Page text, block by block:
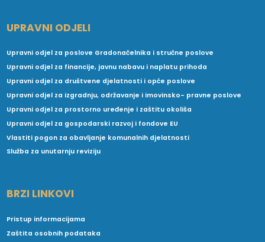
UPRAVNI ODJELI
Upravni odjel za poslove Gradonačelnika i stručne poslove
Upravni odjel za financije, javnu nabavu i naplatu prihoda
Upravni odjel za društvene djelatnosti i opće poslove
Upravni odjel za izgradnju, održavanje i imovinsko- pravne poslove
Upravni odjel za prostorno uređenje i zaštitu okoliša
Upravni odjel za gospodarski razvoj i fondove EU
Vlastiti pogon za obavljanje komunalnih djelatnosti
Služba za unutarnju reviziju
BRZI LINKOVI
Pristup informacijama
Zaštita osobnih podataka